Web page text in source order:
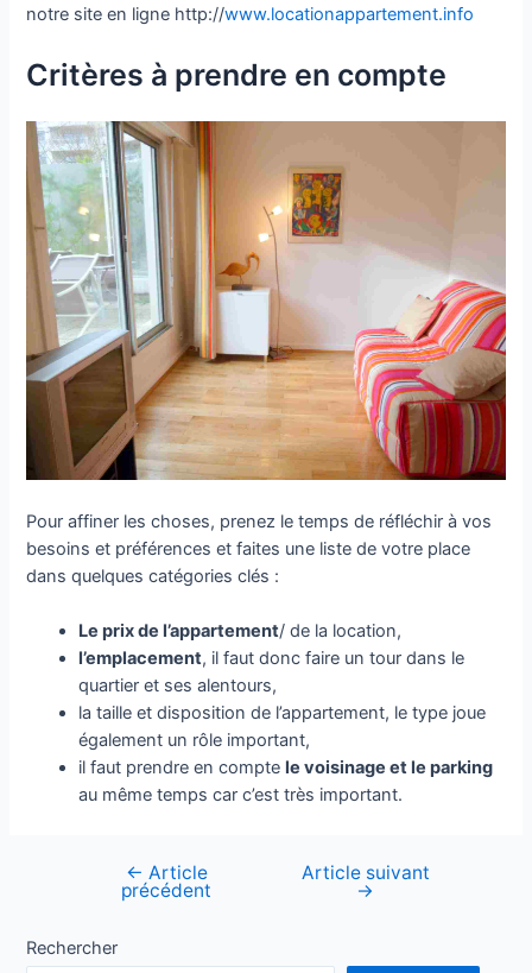
notre site en ligne http://www.locationappartement.info
Critères à prendre en compte
Pour affiner les choses, prenez le temps de réfléchir à vos
besoins et préférences et faites une liste de votre place
dans quelques catégories clés :
Le prix de l’appartement/ de la location,
l’emplacement, il faut donc faire un tour dans le
quartier et ses alentours,
la taille et disposition de l’appartement, le type joue
également un rôle important,
il faut prendre en comptele voisinage et le parking
au même temps car c’est très important.
Navigation
← Article
précédent
Article suivant
→
Rechercher